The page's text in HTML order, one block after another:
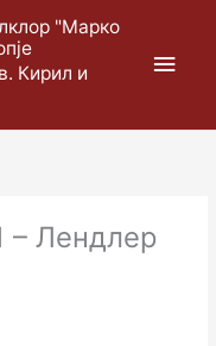
"Марко
Кирил и
– Лендлер